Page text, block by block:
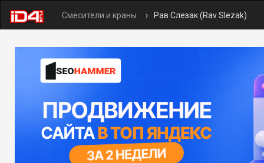
Смесители и краны Рав Слезак (Rav Slezak)